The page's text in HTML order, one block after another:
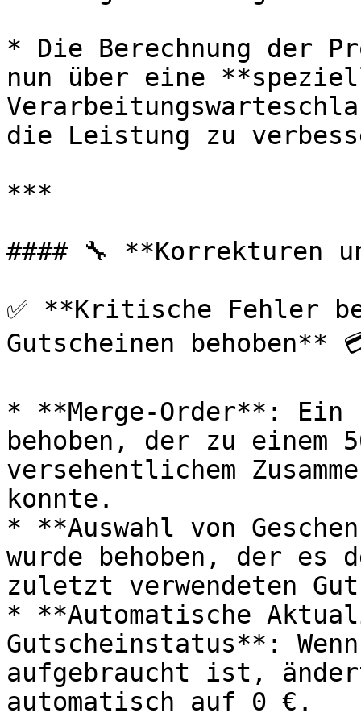
* Die Berechnung der
nun über eine
die Leistung zu
***
#### 🔧 **Korrekturen
✅ **Kritische Fehler
Gutscheinen behoben**
* **Merge-Order**:
behoben, der zu einem
versehentlichem
konnte.
* **Auswahl von
wurde behoben, der es
zuletzt verwendeten
* **Automatische
Gutscheinstatus**:
aufgebraucht ist,
automatisch auf 0 €.